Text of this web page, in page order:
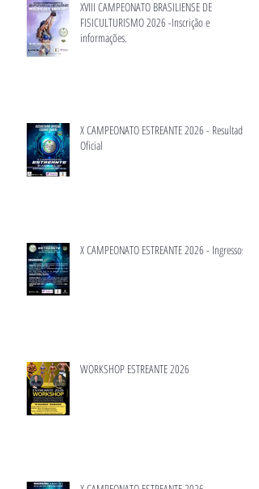
XVIII CAMPEONATO BRASILIENSE DE
FISICULTURISMO 2026 -Inscrição e
informações.
X CAMPEONATO ESTREANTE 2026 - Resultado
Oficial
X CAMPEONATO ESTREANTE 2026 - Ingressos
WORKSHOP ESTREANTE 2026